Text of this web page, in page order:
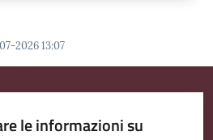
2026 13:07
le informazioni su